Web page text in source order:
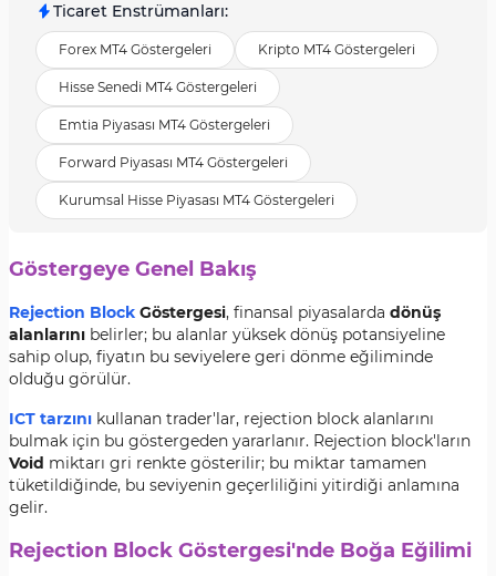
Ticaret Enstrümanları:
Forex MT4 Göstergeleri Kripto MT4 Göstergeleri
Hisse Senedi MT4 Göstergeleri
Emtia Piyasası MT4 Göstergeleri
Forward Piyasası MT4 Göstergeleri
Kurumsal Hisse Piyasası MT4 Göstergeleri
Göstergeye Genel Bakış
Rejection Block Göstergesi, finansal piyasalarda dönüş
alanlarını belirler; bu alanlar yüksek dönüş potansiyeline
sahip olup, fiyatın bu seviyelere geri dönme eğiliminde
olduğu görülür.
ICT tarzını kullanan trader'lar, rejection block alanlarını
bulmak için bu göstergeden yararlanır. Rejection block'ların
Void miktarı gri renkte gösterilir; bu miktar tamamen
tüketildiğinde, bu seviyenin geçerliliğini yitirdiği anlamına
gelir.
Rejection Block Göstergesi'nde Boğa Eğilimi